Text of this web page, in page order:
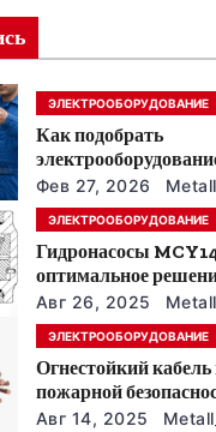
ЭЛЕКТРООБОРУДОВАНИЕ
Как подобрать
предприятии под
условия
Фев 27, 2026
ЭЛЕКТРООБОРУДОВАНИЕ
Гидронасосы
оптимальное
модернизации
Авг 26, 2025
ЭЛЕКТРООБОРУДОВАНИЕ
Огнестойкий кабель
пожарной
что нужно знать
Авг 14, 2025